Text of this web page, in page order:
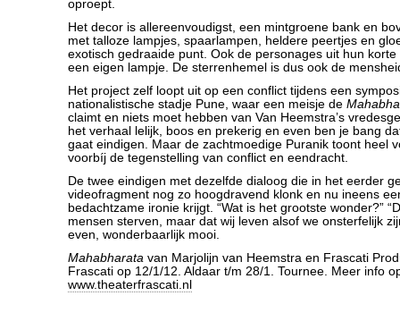
oproept.
Het decor is allereenvoudigst, een mintgroene bank en
met talloze lampjes, spaarlampen, heldere peertjes en
exotisch gedraaide punt. Ook de personages uit hun
een eigen lampje. De sterrenhemel is dus ook de
Het project zelf loopt uit op een conflict tijdens een
nationalistische stadje Pune, waar een meisje de
claimt en niets moet hebben van Van Heemstra’s
het verhaal lelijk, boos en prekerig en even ben je bang
gaat eindigen. Maar de zachtmoedige Puranik toont heel
voorbíj de tegenstelling van conflict en eendracht.
De twee eindigen met dezelfde dialoog die in het eerder
videofragment nog zo hoogdravend klonk en nu ineens
bedachtzame ironie krijgt. “Wat is het grootste wonder?”
mensen sterven, maar dat wij leven alsof we onsterfelijk
even, wonderbaarlijk mooi.
Mahabharata van Marjolijn van Heemstra en Frascati
Frascati op 12/1/12. Aldaar t/m 28/1. Tournee. Meer info
www.theaterfrascati.nl